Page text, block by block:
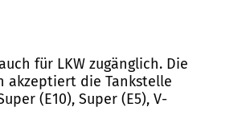
für LKW zugänglich. Die
akzeptiert die Tankstelle
(E10), Super (E5), V-